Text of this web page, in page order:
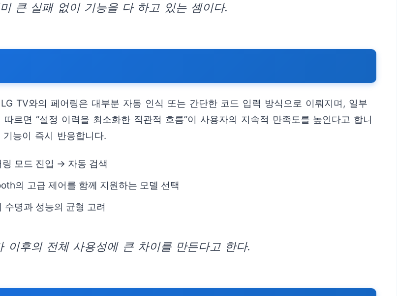
큰 실패 없이 기능을 다 하고 있는 셈이다.
TV와의 페어링은 대부분 자동 인식 또는 간단한 코드 입력 방식으로 이뤄지며, 일부
르면 “설정 이력을 최소화한 직관적 흐름”이 사용자의 지속적 만족도를 높인다고 합니
능이 즉시 반응합니다.
모드 진입 → 자동 검색
의 고급 제어를 함께 지원하는 모델 선택
명과 성능의 균형 고려
이후의 전체 사용성에 큰 차이를 만든다고 한다.